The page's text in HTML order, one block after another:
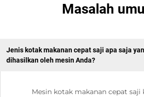
Masalah
Jenis kotak makanan cepat saji apa saja
dihasilkan oleh mesin Anda?
Mesin kotak makanan cepat saji